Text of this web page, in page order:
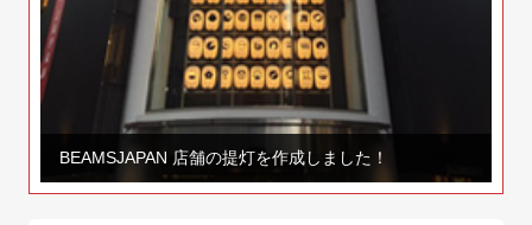
BEAMSJAPAN 店舗の提灯を作成しました！